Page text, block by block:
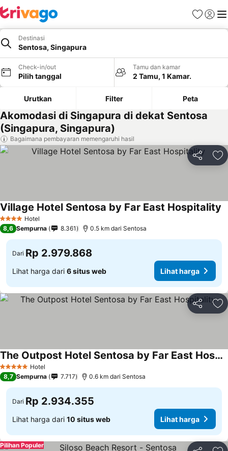
FavoritLogin
Destinasi
Sentosa, Singapura
Check-in/out
Pilih tanggal
Tamu dan kamar
2 Tamu, 1 Kamar.
Urutkan Filter Peta
Akomodasi di Singapura di dekat Sentosa
(Singapura, Singapura)
Bagaimana pembayaran memengaruhi hasil
Bagikan
4 BintangHotel
Village Hotel Sentosa by Far East Hospitality
8,6 Sempurna 8.361 0.5 km dari Sentosa
Dari Rp 2.979.868
Lihat harga dari 6 situs web Lihat harga
Bagikan
5 Bintang Hotel
The Outpost Hotel Sentosa by Far East Hospitality
8,7 Sempurna 7.717 0.6 km dari Sentosa
Dari Rp 2.934.355
Lihat harga dari 10 situs web Lihat harga
Pilihan Populer